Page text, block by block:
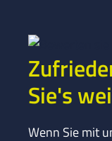
Sie's
Wenn Sie mit